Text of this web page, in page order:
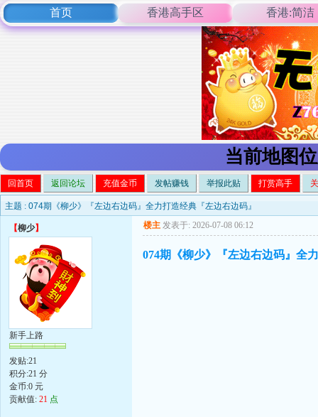
首页 香港高手区 香港:简洁
当前地图
回首页 返回论坛 充值金币 发帖赚钱 举报此贴 打赏高手
主题 : 074期《柳少》『左边右边码』全力打造经典『左边右边码』
【柳少】
新手上路
发贴:21
积分:21 分
金币:0 元
贡献值: 21 点
楼主 发表于: 2026-07-08 06:12
074期《柳少》『左边右边码』全